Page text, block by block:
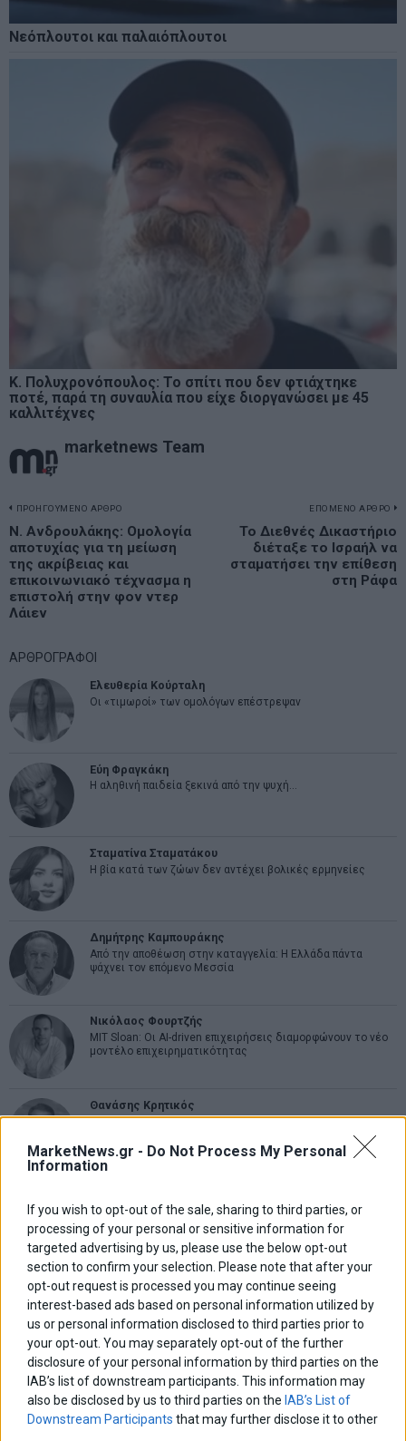
MarketNews.gr - Do Not Process My Personal
Information
If you wish to opt-out of the sale, sharing to third parties, or
processing of your personal or sensitive information for
targeted advertising by us, please use the below opt-out
section to confirm your selection. Please note that after your
opt-out request is processed you may continue seeing
interest-based ads based on personal information utilized by
us or personal information disclosed to third parties prior to
your opt-out. You may separately opt-out of the further
disclosure of your personal information by third parties on the
IAB’s list of downstream participants. This information may
also be disclosed by us to third parties on the IAB’s List of
Downstream Participants that may further disclose it to other
Νεόπλουτοι και παλαιόπλουτοι
Κ. Πολυχρονόπουλος: Το σπίτι που δεν φτιάχτηκε
ποτέ, παρά τη συναυλία που είχε διοργανώσει με 45
καλλιτέχνες
marketnews Team
Πλοήγηση
άρθρων
ΠΡΟΗΓΟΥΜΕΝΟ ΑΡΘΡΟ
Previous
post:
Ν. Ανδρουλάκης: Ομολογία
αποτυχίας για τη μείωση
της ακρίβειας και
επικοινωνιακό τέχνασμα η
επιστολή στην φον ντερ
Λάιεν
ΕΠΟΜΕΝΟ ΑΡΘΡΟ
Το Διεθνές Δικαστήριο
διέταξε το Ισραήλ να
σταματήσει την επίθεση
στη Ράφα
ΑΡΘΡΟΓΡΑΦΟΙ
Ελευθερία Κούρταλη
Οι «τιμωροί» των ομολόγων επέστρεψαν
Εύη Φραγκάκη
Η αληθινή παιδεία ξεκινά από την ψυχή…
Σταματίνα Σταματάκου
Η βία κατά των ζώων δεν αντέχει βολικές ερμηνείες
Δημήτρης Καμπουράκης
Από την αποθέωση στην καταγγελία: Η Ελλάδα πάντα
ψάχνει τον επόμενο Μεσσία
Νικόλαος Φουρτζής
MIT Sloan: Οι AI-driven επιχειρήσεις διαμορφώνουν το νέο
μοντέλο επιχειρηματικότητας
Θανάσης Κρητικός
Στις 11/12 το πρώτο ευρωπαϊκό ντέρμπι «αιωνίων»
ΕΤΙΚΕΤΕΣ
eurobank marketnews nikkei wall Αγορες ΗΠΑ Ιταλια
Χρηματιστηριο Αθηνων αεπ αθλητικα αναπτυξη βουλη γερμανια
διαπραγματευση δντ εκλογες εκτ ελλαδα εμπορευματα
επικαιροτητα επιχειρησεις ευρω ευρωζωνη ευρωπαικα
χρηματιστηρια ευρωπηηπακορωνοιοςκοσμος
κυριακος μητσοτακης
μεταρρυθμισεις μητσοτακηςνδ
οικονομια ομολογα πετρελαιο πληθωρισμος ρωσια
συριζα τσιπρας